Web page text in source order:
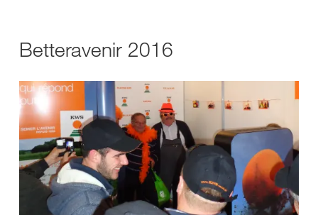
Betteravenir 2016